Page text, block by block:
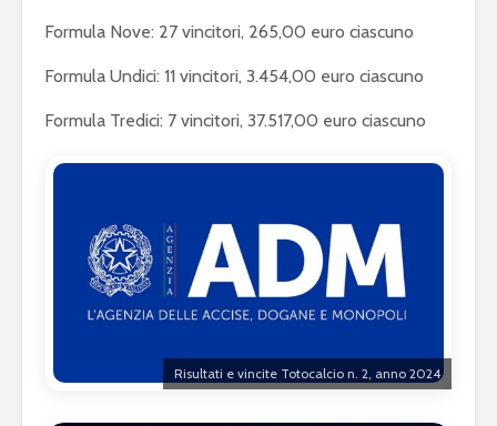
Formula Nove: 27 vincitori, 265,00 euro ciascuno
Formula Undici: 11 vincitori, 3.454,00 euro ciascuno
Formula Tredici: 7 vincitori, 37.517,00 euro ciascuno
Risultati e vincite Totocalcio n. 2, anno 2024